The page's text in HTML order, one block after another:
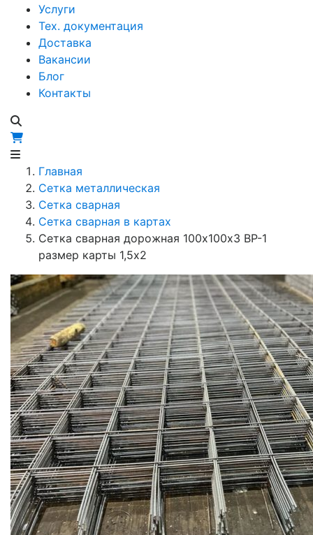
Услуги
Тех. документация
Доставка
Вакансии
Блог
Контакты
Главная
Сетка металлическая
Сетка сварная
Сетка сварная в картах
Сетка сварная дорожная 100х100х3 ВР-1
размер карты 1,5х2